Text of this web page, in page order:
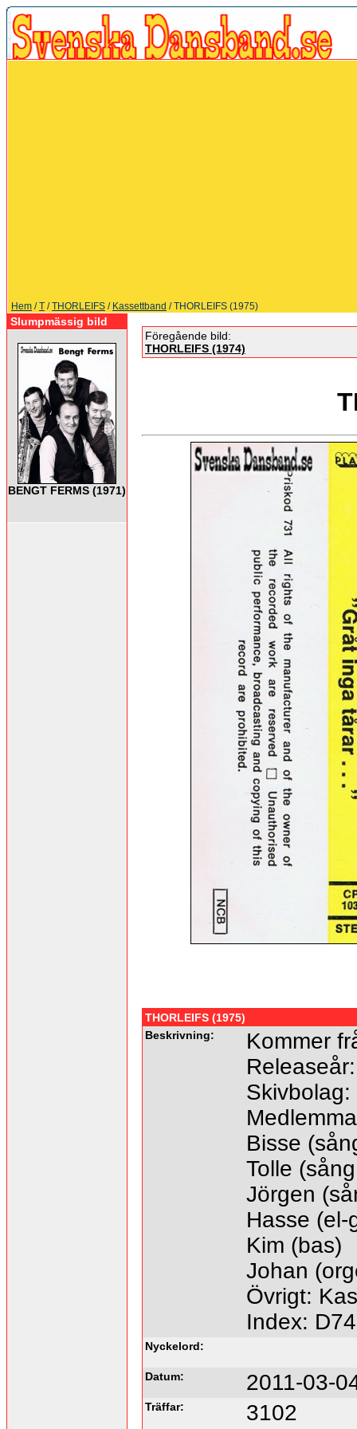
Hem /T /THORLEIFS / Kassettband / THORLEIFS (1975)
Slumpmässig bild
BENGT FERMS (1971)
Föregående bild:
THORLEIFS (1974)
THORLEIFS (1975)
Beskrivning:
Kommer
Bisse
Tolle
Jörgen
Hasse (el-
Kim (bas)
Johan
Övrigt:
Index:
Nyckelord:
Datum: 2011-03-
Träffar: 3102